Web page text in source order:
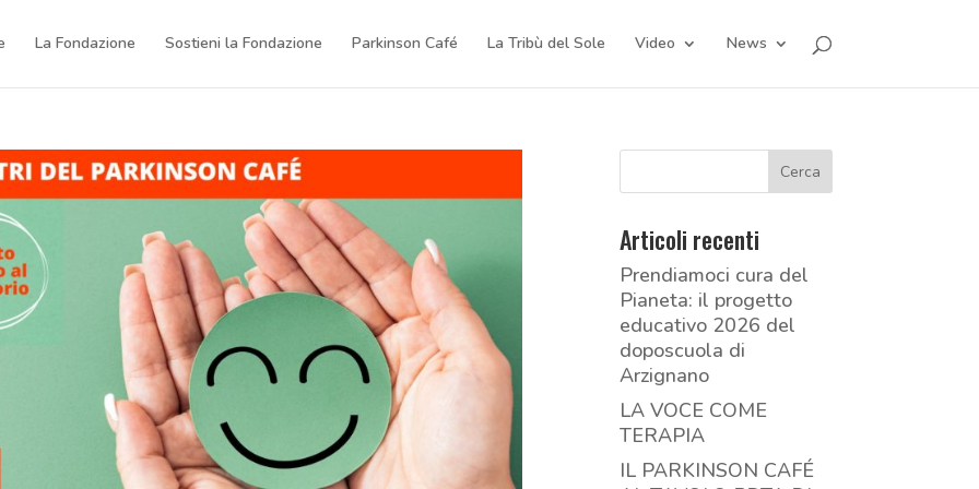
La Fondazione Sostieni la Fondazione Parkinson Café La Tribù del Sole Video News
Articoli recenti
Prendiamoci cura del
Pianeta: il progetto
educativo 2026 del
doposcuola di
Arzignano
LA VOCE COME
TERAPIA
IL PARKINSON CAFÉ